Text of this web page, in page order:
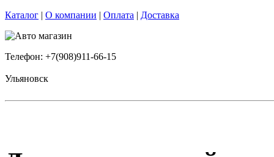
Каталог | О компании | Оплата | Доставка
Телефон: +7(908)911-66-15
Ульяновск